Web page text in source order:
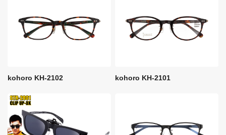
kohoro KH-2102 kohoro KH-2101